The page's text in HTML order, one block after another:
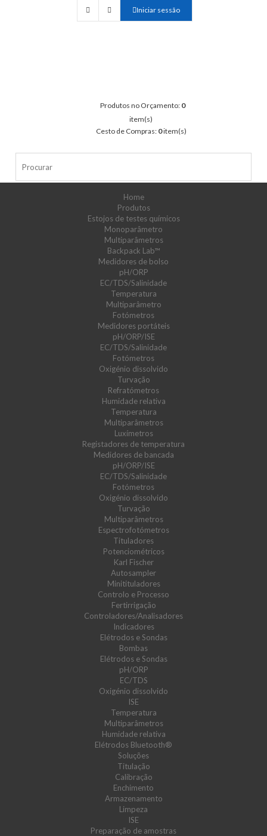
Iniciar sessão
Produtos no Orçamento: 0
item(s)
Cesto de Compras: 0item(s)
Home
Produtos
Estojos de testes químicos
Monoparâmetro
Multiparâmetros
Backpack Lab™
Medidores de bolso
pH/ORP
EC/TDS/Salinidade
Temperatura
Multiparâmetro
Fotómetros
Medidores portáteis
pH/ORP/ISE
EC/TDS/Salinidade
Fotómetros
Oxigénio dissolvido
Turvação
Refratómetros
Humidade relativa
Temperatura
Multiparâmetros
Luxímetros
Registadores de temperatura
Medidores de bancada
pH/ORP/ISE
EC/TDS/Salinidade
Fotómetros
Oxigénio dissolvido
Turvação
Multiparâmetros
Espectrofotómetros
Tituladores
Potenciométricos
Karl Fischer
Autosampler
Minitituladores
Controlo e Processo
Fertirrigação
Controladores/Analisadores
Indicadores
Elétrodos e Sondas
Bombas
Elétrodos e Sondas
pH/ORP
EC/TDS
Oxigénio dissolvido
ISE
Temperatura
Multiparâmetros
Humidade relativa
Elétrodos Bluetooth®
Soluções
Titulação
Calibração
Enchimento
Armazenamento
Limpeza
ISE
Preparação de amostras